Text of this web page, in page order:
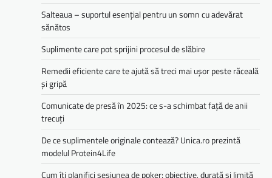
Salteaua – suportul esențial pentru un somn cu adevărat
sănătos
Suplimente care pot sprijini procesul de slăbire
Remedii eficiente care te ajută să treci mai ușor peste răceală
și gripă
Comunicate de presă în 2025: ce s-a schimbat față de anii
trecuți
De ce suplimentele originale contează? Unica.ro prezintă
modelul Protein4Life
Cum îți planifici sesiunea de poker: obiective, durată și limită